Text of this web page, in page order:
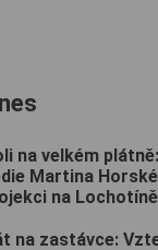
na velkém
Martina
na Lochotíně
na zastávce: